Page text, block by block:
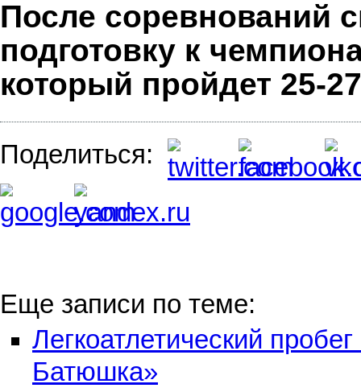
После соревнований
подготовку к
который пройдет 25-
Поделиться:
Еще записи по теме:
Легкоатлетический
Батюшка»